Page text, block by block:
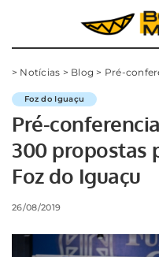
> Notícias > Blog > Pré-conferencias
Foz do Iguaçu
Pré-
300 propostas
Foz do Iguaçu
26/08/2019